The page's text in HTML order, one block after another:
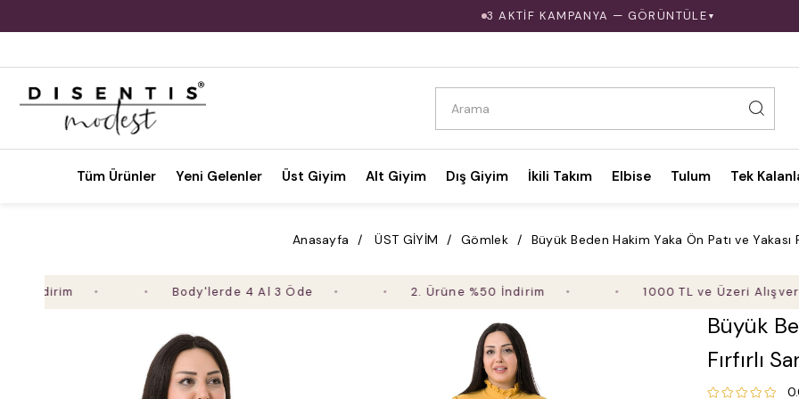
3 AKTİF KAMPANYA — GÖRÜNTÜLE ▼
Tüm Ürünler Yeni Gelenler Üst Giyim Alt Giyim Dış Giyim İkili Takım Elbise Tulum Tek
Anasayfa ÜST GİYİM Gömlek Büyük Beden Hakim Yaka Ön Patı ve Yakası
Body'lerde 4 Al 3 Öde 2. Ürüne %50 İndirim 1000 TL ve Üzeri Alışverişte
Büyük
Fırfırlı